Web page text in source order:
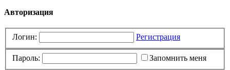
Авторизация
Логин: Регистрация
Пароль: Запомнить меня